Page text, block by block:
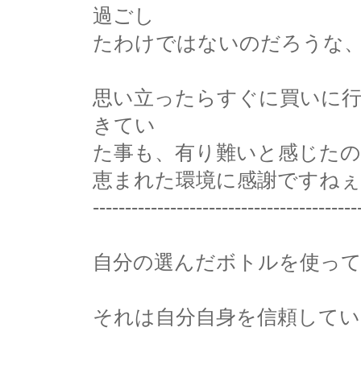
過ごし
たわけではないのだろうな
思い立ったらすぐに買いに
きてい
た事も、有り難いと感じた
恵まれた環境に感謝ですね
自分の選んだボトルを使っ
それは自分自身を信頼して